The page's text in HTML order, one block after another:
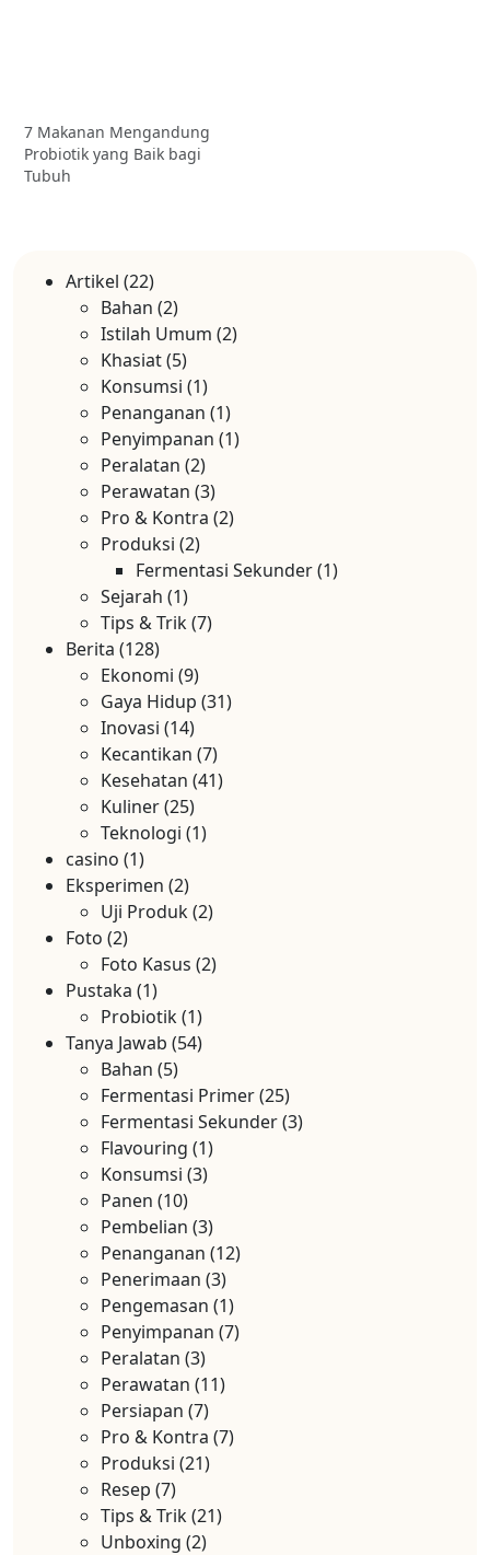
7 Makanan Mengandung
Probiotik yang Baik bagi
Tubuh
Artikel (22)
Bahan (2)
Istilah Umum (2)
Khasiat(5)
Konsumsi (1)
Penanganan (1)
Penyimpanan (1)
Peralatan (2)
Perawatan (3)
Pro & Kontra (2)
Produksi (2)
Fermentasi Sekunder(1)
Sejarah (1)
Tips & Trik(7)
Berita (128)
Ekonomi (9)
Gaya Hidup (31)
Inovasi (14)
Kecantikan (7)
Kesehatan (41)
Kuliner(25)
Teknologi (1)
casino (1)
Eksperimen (2)
Uji Produk(2)
Foto (2)
Foto Kasus (2)
Pustaka (1)
Probiotik(1)
Tanya Jawab (54)
Bahan (5)
Fermentasi Primer(25)
Fermentasi Sekunder(3)
Flavouring (1)
Konsumsi (3)
Panen (10)
Pembelian (3)
Penanganan (12)
Penerimaan (3)
Pengemasan (1)
Penyimpanan (7)
Peralatan (3)
Perawatan (11)
Persiapan (7)
Pro & Kontra (7)
Produksi (21)
Resep (7)
Tips & Trik(21)
Unboxing (2)